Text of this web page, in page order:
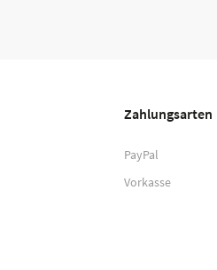
Zahlungsarten
PayPal
Vorkasse